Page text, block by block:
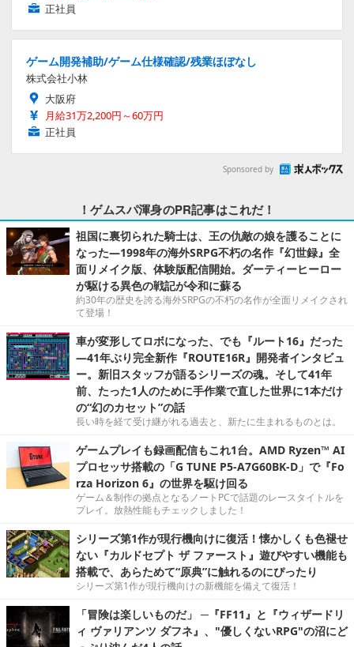
正社員
ゲーム開発補助/ゲーム仕様確認/残業ほぼなし
株式会社小林
大阪府
月給31万2,200円～60万円
正社員
Sponsored by
！ゲムスパ渾身のPR記事はこれだ！
祖国に裏切られた騎士は、王の仇敵の娘を護ることに
なった―1998年の海外SRPG不朽の名作『幻世録』全
面リメイク版、体験版配信開始。ダーティーヒーロー
が駆ける異色の戦記が令和に蘇る
約30年の歴史を誇る海外SRPGの不朽の名作が全面リメイクされ
て登場！
車が変形してロボになった、でも『ルート16』だった
―41年ぶり完全新作『ROUTE16R』開発者インタビュ
ー。新旧スタッフが語るシリーズの魂。そして41年
前、たった1人のために手作業で直した世界に1本だけ
の“幻のカセット”の話
長い時を経て受け継がれる過去と、新たに生まれるものとは。
ゲームプレイも録画配信もこれ1台。AMD Ryzen™ AI
プロセッサ搭載の「G TUNE P5-A7G60BK-D」で『Fo
rza Horizon 6』の世界を駆け回る
ゲーム＆制作の拠点となるノートPCで話題のレースタイトルを
プレイ。放熱性能もチェックしました！
シリーズ第1作が現行機向けに復活！懐かしくも色褪せ
ない『カルドセプト ザ ファースト』遊びやすい機能も
搭載で、あらためて“原典”に触れるのにぴったり
シリーズ第1作が現行機向けの新機能を備えて復活！
「冒険は楽しいものだ」 ─『FF11』と『ウィザードリ
ィ ヴァリアンツ ダフネ』、"優しくないRPG"の沼にど